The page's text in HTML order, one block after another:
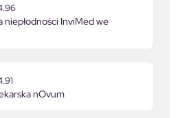
niepłodności InviMed we
nOvum